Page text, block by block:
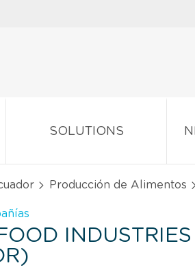
SOLUTIONS
Producción de Alimentos
INDUSTRIES